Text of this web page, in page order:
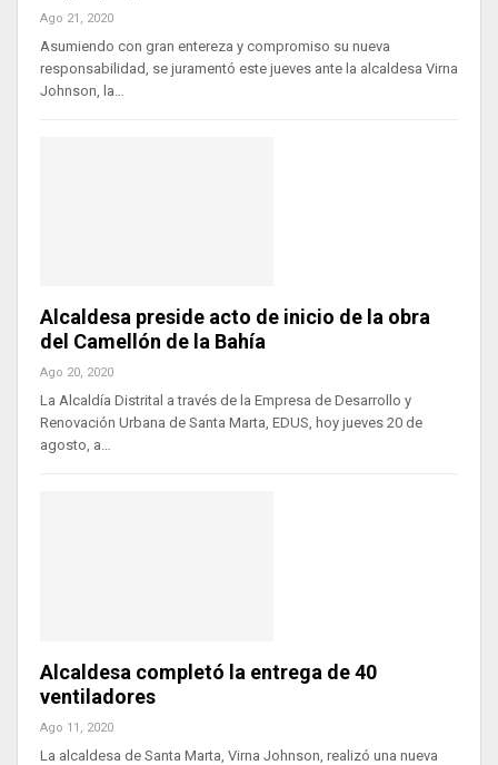
Ago 21, 2020
Asumiendo con gran entereza y compromiso su nueva
responsabilidad, se juramentó este jueves ante la alcaldesa Virna
Johnson, la…
Alcaldesa preside acto de inicio de la obra
del Camellón de la Bahía
Ago 20, 2020
La Alcaldía Distrital a través de la Empresa de Desarrollo y
Renovación Urbana de Santa Marta, EDUS, hoy jueves 20 de
agosto, a…
Alcaldesa completó la entrega de 40
ventiladores
Ago 11, 2020
La alcaldesa de Santa Marta, Virna Johnson, realizó una nueva